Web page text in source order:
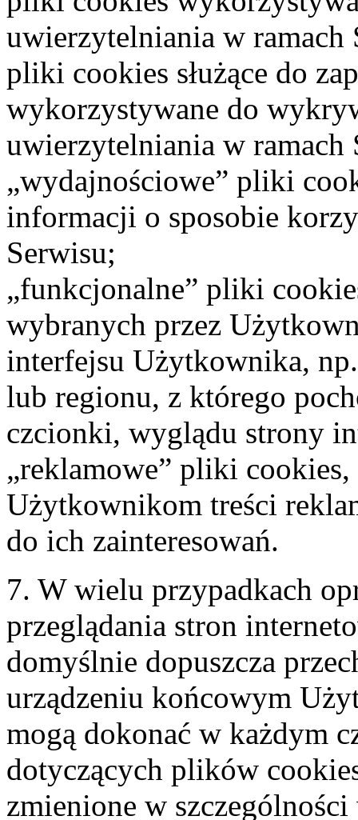
uwierzytelniania w ramach
pliki cookies służące do
wykorzystywane do
uwierzytelniania w ramach
„wydajnościowe” pliki
informacji o sposobie
Serwisu;
„funkcjonalne” pliki
wybranych przez
interfejsu Użytkownika,
lub regionu, z którego
czcionki, wyglądu strony
„reklamowe” pliki
Użytkownikom treści
do ich zainteresowań.
7. W wielu przypadkach
przeglądania stron
domyślnie dopuszcza
urządzeniu końcowym
mogą dokonać w każdym
dotyczących plików
zmienione w